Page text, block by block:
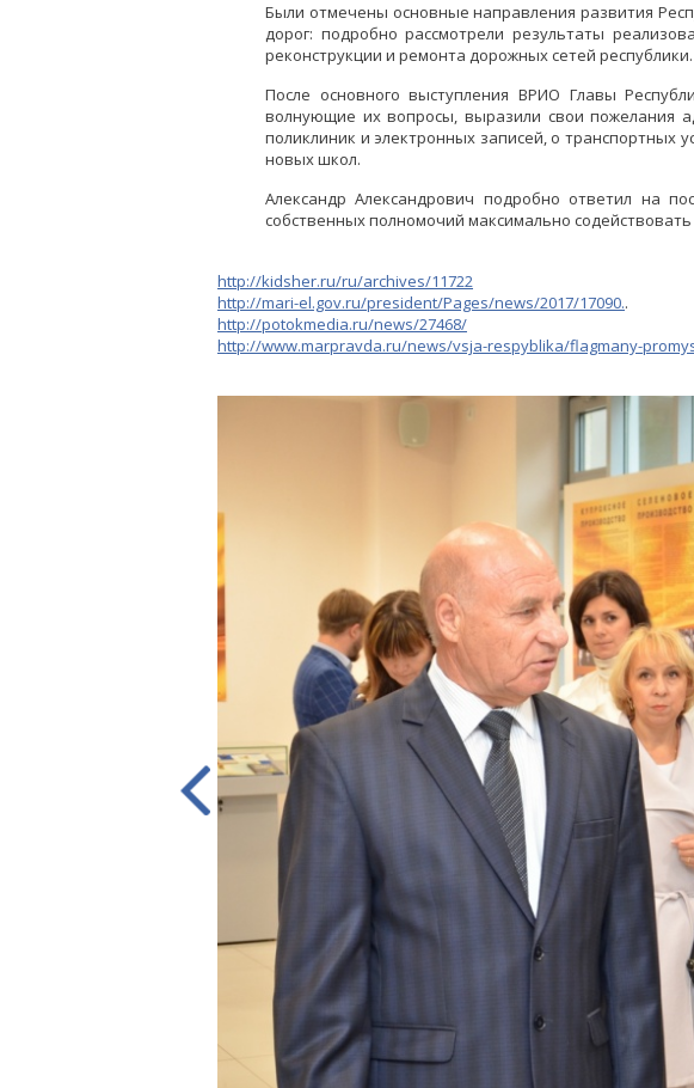
Были отмечены основные направления развития
дорог: подробно рассмотрели результаты
реконструкции и ремонта дорожных сетей республики.
После основного выступления ВРИО Главы
волнующие их вопросы, выразили свои пожелания
поликлиник и электронных записей, о транспортных
новых школ.
Александр Александрович подробно ответил на
собственных полномочий максимально
http://kidsher.ru/ru/archives/11722
http://mari-el.gov.ru/president/Pages/news/2017/17090..
http://potokmedia.ru/news/27468/
http://www.marpravda.ru/news/vsja-respyblika/flagmany-